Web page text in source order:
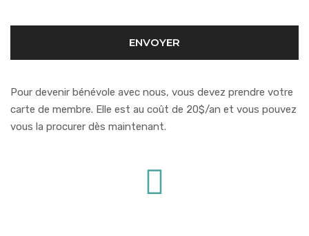
Pour devenir bénévole avec nous, vous devez prendre votre
carte de membre. Elle est au coût de 20$/an et vous pouvez
vous la procurer dès maintenant.